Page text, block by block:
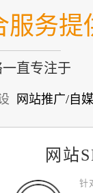
服务提
直专注于
网站推广/自
网站
针